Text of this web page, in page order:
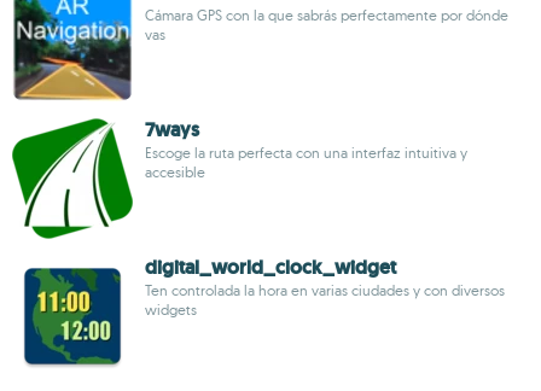
Cámara GPS con la que sabrás perfectamente por dónde
vas
7ways
Escoge la ruta perfecta con una interfaz intuitiva y
accesible
digital_world_clock_widget
Ten controlada la hora en varias ciudades y con diversos
widgets